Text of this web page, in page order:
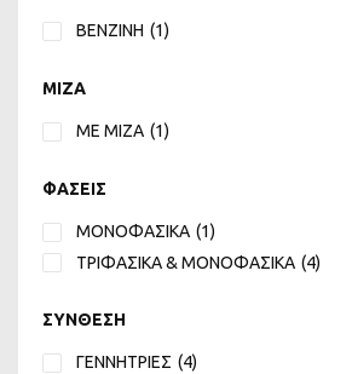
ΒΕΝΖΙΝΗ (1)
MIZA
ΜΕ ΜΙΖΑ (1)
ΦΑΣΕΙΣ
ΜΟΝΟΦΑΣΙΚΑ (1)
ΤΡΙΦΑΣΙΚΑ & ΜΟΝΟΦΑΣΙΚΑ (4)
ΣΥΝΘΕΣΗ
ΓΕΝΝΗΤΡΙΕΣ (4)